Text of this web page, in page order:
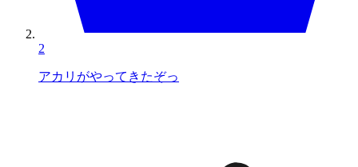
2
アカリがやってきたぞっ